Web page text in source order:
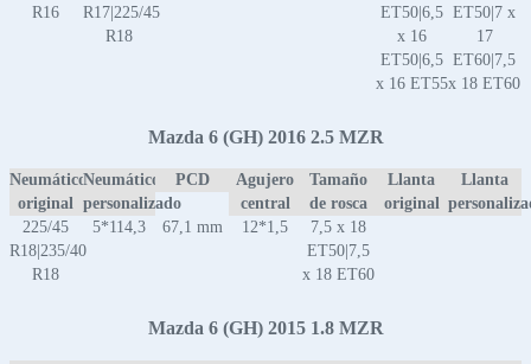
R16
R17|225/45
R18
ET50|6,5
x 16
ET50|6,5
x 16 ET55
ET50|7 x
17
ET60|7,5
x 18 ET60
Mazda 6 (GH) 2016 2.5 MZR
Neumático
original
Neumático
personalizado
PCD
Agujero
central
Tamaño
de rosca
Llanta
original
Llanta
225/45
R18|235/40
R18
5*114,3 67,1 mm 12*1,5
7,5 x 18
ET50|7,5
x 18 ET60
Mazda 6 (GH) 2015 1.8 MZR